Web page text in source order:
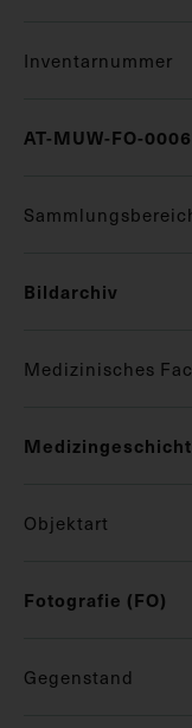
Inventarnummer
AT-MUW-FO-
Bildarchiv
Medizinisches
Objektart
Fotografie (FO)
Gegenstand